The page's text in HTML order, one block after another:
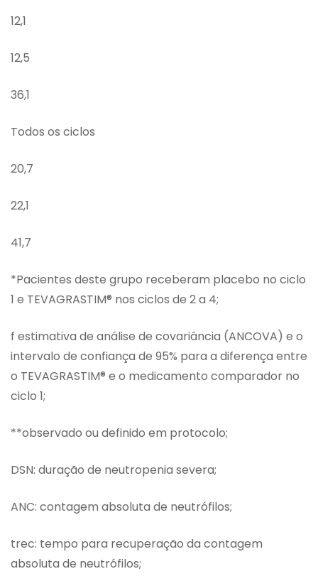
12,1
12,5
36,1
Todos os ciclos
20,7
22,1
41,7
*Pacientes deste grupo receberam placebo no ciclo
1 e TEVAGRASTIM® nos ciclos de 2 a 4;
f estimativa de análise de covariância (ANCOVA) e o
intervalo de confiança de 95% para a diferença entre
o TEVAGRASTIM® e o medicamento comparador no
ciclo 1;
**observado ou definido em protocolo;
DSN: duração de neutropenia severa;
ANC: contagem absoluta de neutrófilos;
trec: tempo para recuperação da contagem
absoluta de neutrófilos;